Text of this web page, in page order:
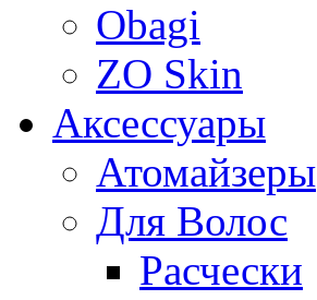
Obagi
ZO Skin
Aксессуары
Атомайзеры
Для Волос
Расчески